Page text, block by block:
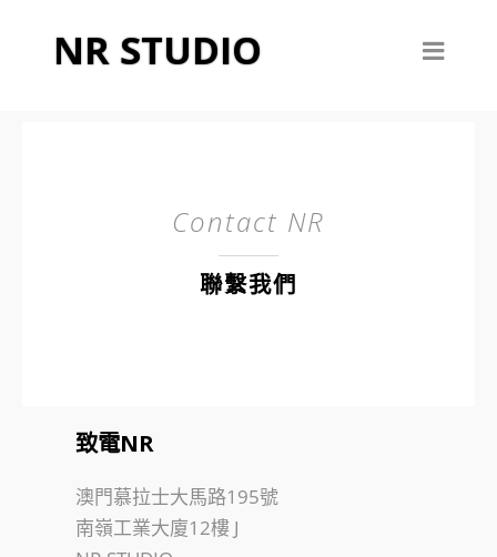
NR STUDIO
Contact NR
聯繫我們
致電NR
澳門慕拉士大馬路195號
南嶺工業大廈12樓 J